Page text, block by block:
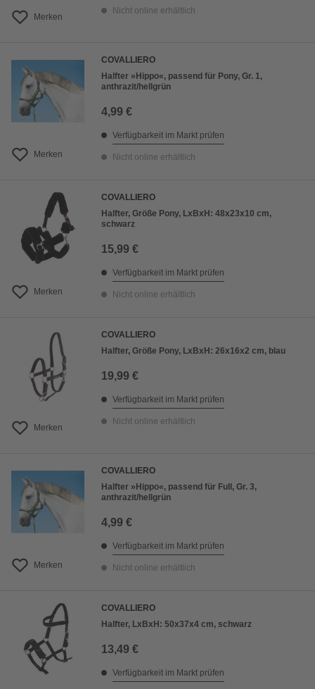
Merken
Nicht online erhältlich
Merken
COVALLIERO
Halfter »Hippo«, passend für Pony, Gr. 1,
anthrazit/hellgrün
4,99 €
Verfügbarkeit im Markt prüfen
Nicht online erhältlich
Merken
COVALLIERO
Halfter, Größe Pony, LxBxH: 48x23x10 cm,
schwarz
15,99 €
Verfügbarkeit im Markt prüfen
Nicht online erhältlich
Merken
COVALLIERO
Halfter, Größe Pony, LxBxH: 26x16x2 cm, blau
19,99 €
Verfügbarkeit im Markt prüfen
Nicht online erhältlich
Merken
COVALLIERO
Halfter »Hippo«, passend für Full, Gr. 3,
anthrazit/hellgrün
4,99 €
Verfügbarkeit im Markt prüfen
Nicht online erhältlich
COVALLIERO
Halfter, LxBxH: 50x37x4 cm, schwarz
13,49 €
Verfügbarkeit im Markt prüfen